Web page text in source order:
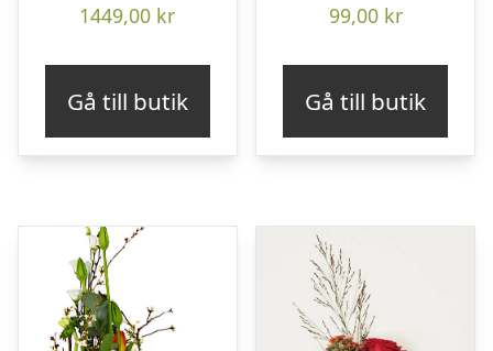
1449,00 kr
Gå till butik
99,00 kr
Gå till butik